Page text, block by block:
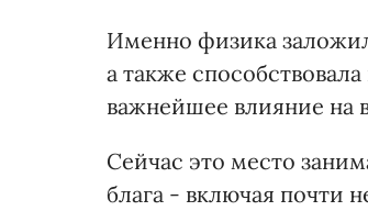
Именно физика
а также
важнейшее влияние на
Сейчас это место
блага - включая почти